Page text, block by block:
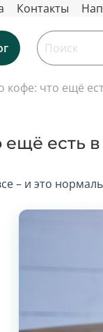
Контакты
кофе: что ещё
ещё есть
– и это